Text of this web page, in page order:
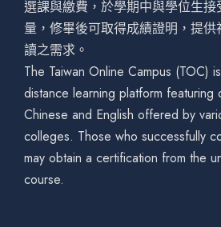
選課與繳費，於學期中與學位生
量，修畢後可取得成績證明，提
讀之需求。
The Taiwan Online Campus (TOC)
distance learning platform featuring
Chinese and English offered by
colleges. Those who successfully
may obtain a certification from the
course.